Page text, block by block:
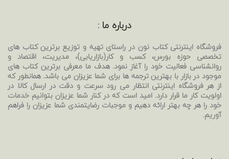
درباره ما :
فروشگاه اینترنتی کتاب نون در راستای تهیه و توزیع برترین کتاب های
تخصصی حوزه بورس، کسب و کار(بازاریابی)، مدیریت، اقتصاد و
روانشناسی فعالیت خود را آغاز نمود. هدف ما معرفی برترین کتاب های
موجود در بازار با بهترین ترجمه ها برای شما عزیزان می باشد. همانطور که
از هر فروشگاه اینترنتی انتظار می رود سرعت و دقت در ارسال کالا در
اولویت کار ما قرار دارد. امید است که در کنار شما عزیزان بتوانیم خدمات
خود را هر چه بهتر ارائه دهیم و موجبات رضایتمندی شما عزیزان را فراهم
آوریم.